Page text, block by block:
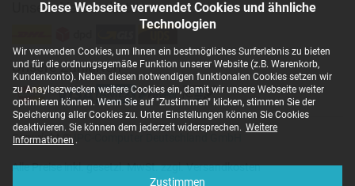
Diese Webseite verwendet Cookies und ähnliche
Technologien
Wir verwenden Cookies, um Ihnen ein bestmögliches Surferlebnis zu bieten
und für die ordnungsgemäße Funktion unserer Website (z.B. Warenkorb,
Kundenkonto). Neben diesen notwendigen funktionalen Cookies setzen wir
zu Anaylsezwecken weitere Cookies ein, damit wir unsere Webseite weiter
optimieren können. Wenn Sie auf "Zustimmen" klicken, stimmen Sie der
Speicherung aller Cookies zu. Unter Einstellungen können Sie Cookies
deaktivieren. Sie können dem jederzeit widersprechen. Weitere
Informationen .
Zustimmen
N
PSE
SEC
Singapore Safety Mark
TÜV Argentina Certificado
TÜV Geprüfte Sicherheit
UKCA
UL Listed
Unsere Versandarten
Unsere Zahlarten
Copyright ©
Alle Preise inkl. gesetzl. MwSt. zzgl. Versandkosten